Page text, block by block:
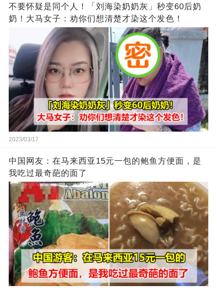
不要怀疑是同个人！「刘海染奶奶灰」秒变60后奶
奶！大马女子：劝你们想清楚才染这个发色！
2023/03/17
中国网友：在马来西亚15元一包的鲍鱼方便面，是
我吃过最奇葩的面了